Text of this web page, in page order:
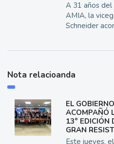
A 31 años
AMIA, la
Schneider
Nota relacioanda
EL
ACOMPAÑÓ
13° EDICIÓN
GRAN
Este jueves,